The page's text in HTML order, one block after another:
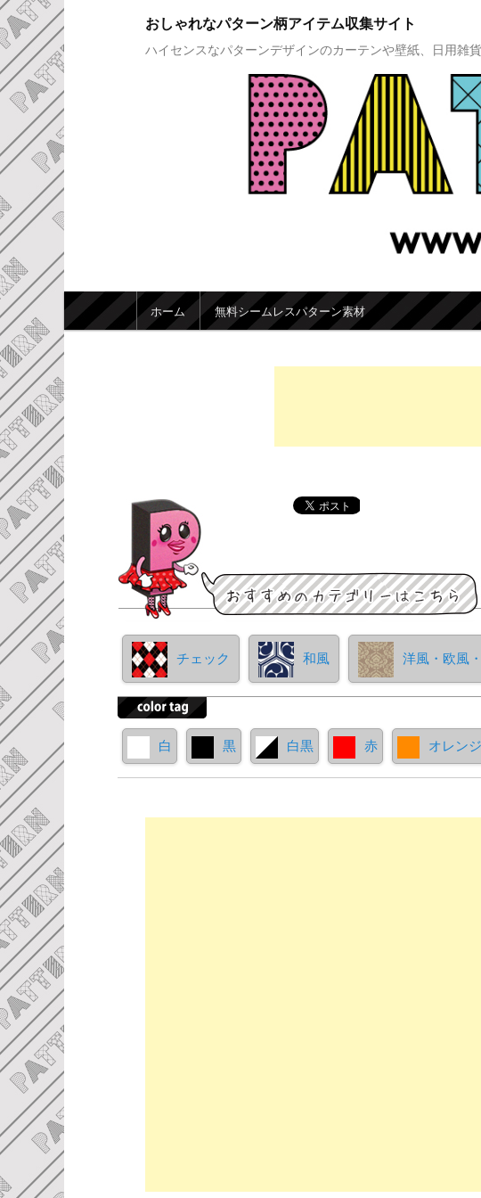
おしゃれなパターン柄アイテム収集サイト
ハイセンスなパターンデザインのカーテンや壁紙、日用雑
メインメニュー
メインコンテンツへ移動
サブコンテンツへ移動
ホーム 無料シームレスパターン素材
チェック 和風 洋風・欧風
白 黒 白黒 赤 オレンジ